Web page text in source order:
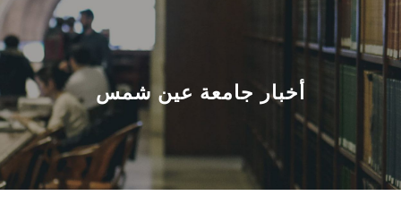
عن الجامعة
القطاعـات
الشئون الأكاديمية
البحث العلمي
أخبار جامعة عين شمس